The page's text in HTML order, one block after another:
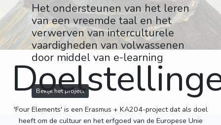
Het ondersteunen van het leren
van een vreemde taal en het
verwerven van interculturele
vaardigheden van volwassenen
door middel van e-learning
Bekijk het project
'Four Elements' is een Erasmus + KA204-project dat als doel
heeft om de cultuur en het erfgoed van de Europese Unie